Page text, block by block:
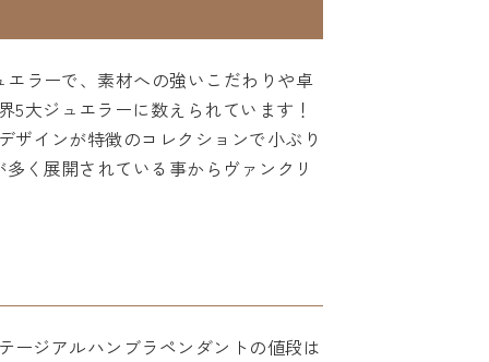
ラーで、素材への強いこだわりや卓
大ジュエラーに数えられています！
ザインが特徴のコレクションで小ぶり
く展開されている事からヴァンクリ
ージアルハンブラペンダントの値段は